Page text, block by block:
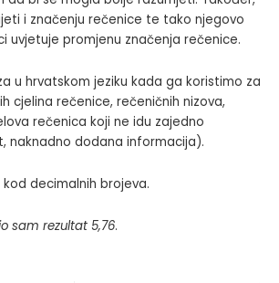
i značenju rečenice te tako njegovo
uvjetuje promjenu značenja rečenice.
u hrvatskom jeziku kada ga koristimo za
cjelina rečenice, rečeničnih nizova,
rečenica koji ne idu zajedno
naknadno dodana informacija).
decimalnih brojeva.
sam rezultat 5,76.